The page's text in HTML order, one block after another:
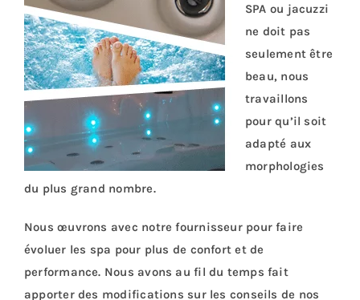
SPA ou jacuzzi
ne doit pas
seulement être
beau, nous
travaillons
pour qu’il soit
adapté aux
morphologies
du plus grand nombre.
Nous œuvrons avec notre fournisseur pour faire
évoluer les spa pour plus de confort et de
performance. Nous avons au fil du temps fait
apporter des modifications sur les conseils de nos